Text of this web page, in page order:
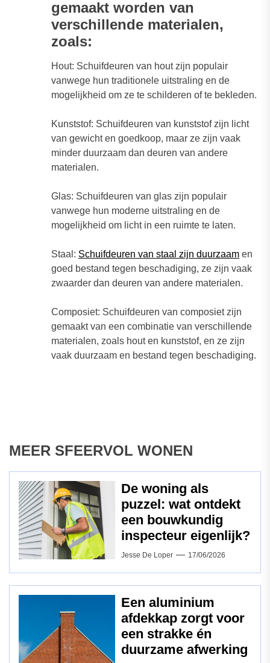
gemaakt worden van
verschillende materialen,
zoals:
Hout: Schuifdeuren van hout zijn populair
vanwege hun traditionele uitstraling en de
mogelijkheid om ze te schilderen of te bekleden.
Kunststof: Schuifdeuren van kunststof zijn licht
van gewicht en goedkoop, maar ze zijn vaak
minder duurzaam dan deuren van andere
materialen.
Glas: Schuifdeuren van glas zijn populair
vanwege hun moderne uitstraling en de
mogelijkheid om licht in een ruimte te laten.
Staal: Schuifdeuren van staal zijn duurzaam en
goed bestand tegen beschadiging, ze zijn vaak
zwaarder dan deuren van andere materialen.
Composiet: Schuifdeuren van composiet zijn
gemaakt van een combinatie van verschillende
materialen, zoals hout en kunststof, en ze zijn
vaak duurzaam en bestand tegen beschadiging.
MEER SFEERVOL WONEN
De woning als
puzzel: wat ontdekt
een bouwkundig
inspecteur eigenlijk?
Jesse De Loper 17/06/2026
Een aluminium
afdekkap zorgt voor
een strakke én
duurzame afwerking